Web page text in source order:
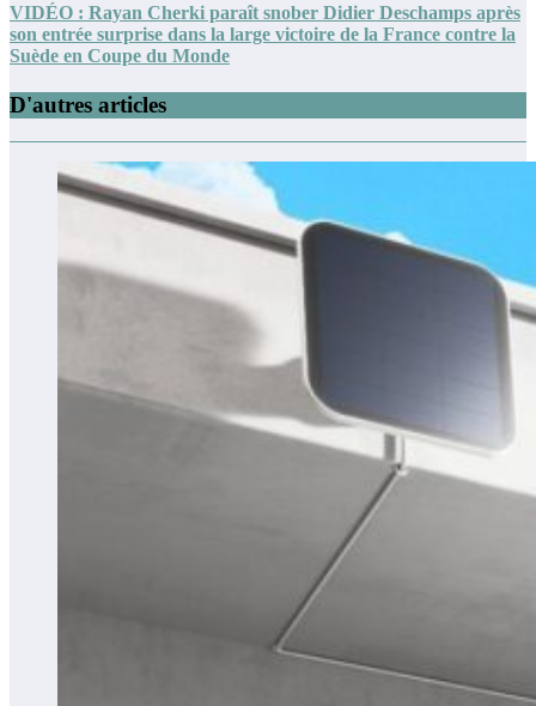
VIDÉO : Rayan Cherki paraît snober Didier Deschamps après
son entrée surprise dans la large victoire de la France contre la
Suède en Coupe du Monde
D'autres articles